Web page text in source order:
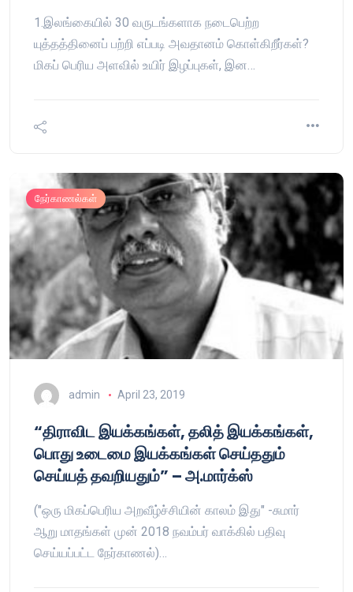
1.இலங்கையில் 30 வருடங்களாக நடைபெற்ற
யுத்தத்தினைப் பற்றி எப்படி அவதானம் கொள்கிறீர்கள்?
மிகப் பெரிய அளவில் உயிர் இழப்புகள், இன…
நேர்காணல்கள்
admin April 23, 2019
“திராவிட இயக்கங்கள், தலித் இயக்கங்கள்,
பொது உடைமை இயக்கங்கள் செய்ததும்
செய்யத் தவறியதும்” – அ.மார்க்ஸ்
("ஒரு மிகப்பெரிய அறவீழ்ச்சியின் காலம் இது" -சுமார்
ஆறு மாதங்கள் முன் 2018 நவம்பர் வாக்கில் பதிவு
செய்யப்பட்ட நேர்காணல்)…